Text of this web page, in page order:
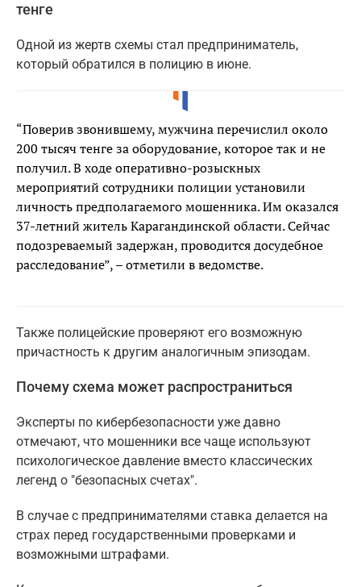
тенге
Одной из жертв схемы стал предприниматель,
который обратился в полицию в июне.
“Поверив звонившему, мужчина перечислил около
200 тысяч тенге за оборудование, которое так и не
получил. В ходе оперативно-розыскных
мероприятий сотрудники полиции установили
личность предполагаемого мошенника. Им оказался
37-летний житель Карагандинской области. Сейчас
подозреваемый задержан, проводится досудебное
расследование”, – отметили в ведомстве.
Также полицейские проверяют его возможную
причастность к другим аналогичным эпизодам.
Почему схема может распространиться
Эксперты по кибербезопасности уже давно
отмечают, что мошенники все чаще используют
психологическое давление вместо классических
легенд о "безопасных счетах".
В случае с предпринимателями ставка делается на
страх перед государственными проверками и
возможными штрафами.